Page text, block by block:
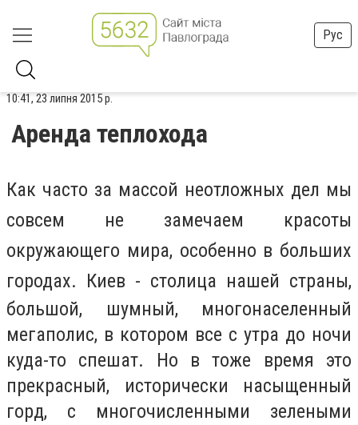
Рус
10:41, 23 липня 2015 р.
Аренда теплохода
Как часто за массой неотложных дел мы
совсем не замечаем красоты
окружающего мира, особенно в больших
городах. Киев - столица нашей страны,
большой, шумный, многонаселенный
мегаполис, в котором все с утра до ночи
куда-то спешат. Но в тоже время это
прекрасный, исторически насыщенный
горд, с многочисленными зелеными